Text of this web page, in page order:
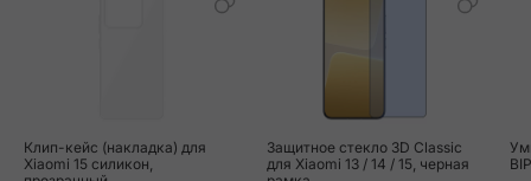
Клип-кейс (накладка) для
Xiaomi 15 силикон,
Защитное стекло 3D Classic
для Xiaomi 13 / 14 / 15, черная